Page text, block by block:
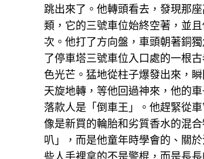
跳出來了。他轉頭看去，發現那
類，它的三號車位始終空著，並
次。他打了方向盤，車頭朝著銅
了停車塔三號車位入口處的一根
色光芒。猛地從柱子爆發出來，
天旋地轉，等他回過神來，他的
落款人是「倒車王」。他趕緊從
像是新買的輪胎和劣質香水的混
叭」，而是他童年時學會的、關
些人手裡拿的不是警棍，而是長